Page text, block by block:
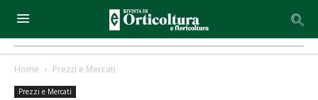
Home Prezzi e Mercati
Prezzi e Mercati